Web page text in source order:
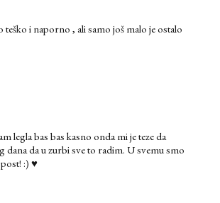
teško i naporno , ali samo još malo je ostalo
legla bas bas kasno onda mi je teze da
da u zurbi sve to radim. U svemu smo
:) ♥